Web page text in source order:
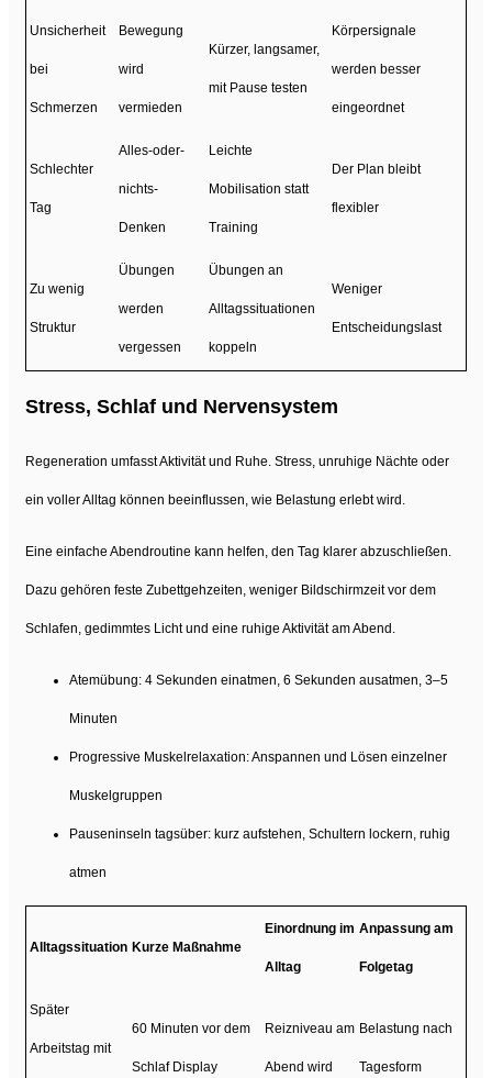
Unsicherheit
bei
Schmerzen
Bewegung
wird
vermieden
Kürzer, langsamer,
mit Pause testen
Körpersignale
werden besser
eingeordnet
Schlechter
Tag
Alles-oder-
nichts-
Denken
Leichte
Mobilisation statt
Training
Der Plan bleibt
flexibler
Zu wenig
Struktur
Übungen
werden
vergessen
Übungen an
Alltagssituationen
koppeln
Weniger
Entscheidungslast
Stress, Schlaf und Nervensystem
Regeneration umfasst Aktivität und Ruhe. Stress, unruhige Nächte oder
ein voller Alltag können beeinflussen, wie Belastung erlebt wird.
Eine einfache Abendroutine kann helfen, den Tag klarer abzuschließen.
Dazu gehören feste Zubettgehzeiten, weniger Bildschirmzeit vor dem
Schlafen, gedimmtes Licht und eine ruhige Aktivität am Abend.
Atemübung: 4 Sekunden einatmen, 6 Sekunden ausatmen, 3–5
Minuten
Progressive Muskelrelaxation: Anspannen und Lösen einzelner
Muskelgruppen
Pauseninseln tagsüber: kurz aufstehen, Schultern lockern, ruhig
atmen
Alltagssituation Kurze Maßnahme
Einordnung im
Alltag
Anpassung am
Folgetag
Später
Arbeitstag mit
60 Minuten vor dem
Schlaf Display
Reizniveau am
Abend wird
Belastung nach
Tagesform